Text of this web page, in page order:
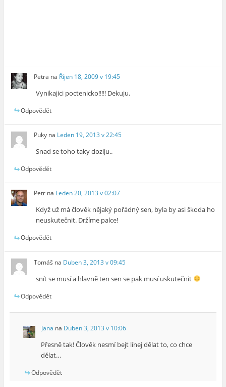
Petra na Říjen 18, 2009 v 19:45
Vynikajici poctenicko!!!!! Dekuju.
Odpovědět
Puky na Leden 19, 2013 v 22:45
Snad se toho taky doziju..
Odpovědět
Petr na Leden 20, 2013 v 02:07
Když už má člověk nějaký pořádný sen, byla by asi škoda ho
neuskutečnit. Držíme palce!
Odpovědět
Tomáš na Duben 3, 2013 v 09:45
snít se musí a hlavně ten sen se pak musí uskutečnit
Odpovědět
Jana na Duben 3, 2013 v 10:06
Přesně tak! Člověk nesmí bejt línej dělat to, co chce
dělat…
Odpovědět